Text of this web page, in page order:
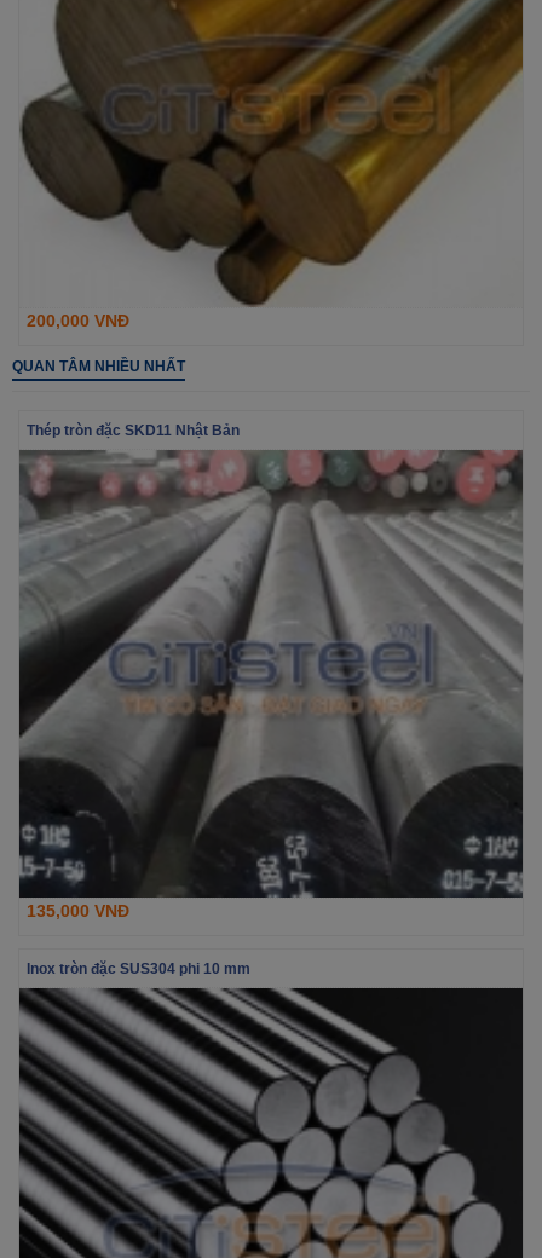
200,000 VNĐ
QUAN TÂM NHIỀU NHẤT
Thép tròn đặc SKD11 Nhật Bản
135,000 VNĐ
Inox tròn đặc SUS304 phi 10 mm